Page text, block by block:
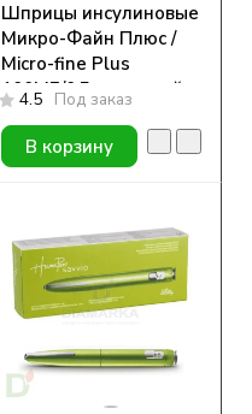
Шприцы инсулиновые
Микро-Файн Плюс /
Micro-fine Plus
100МЕ/0,5мл с иглой
29G (0.33мм*12.7мм),
10 шт.
4.5 Под заказ
В корзину